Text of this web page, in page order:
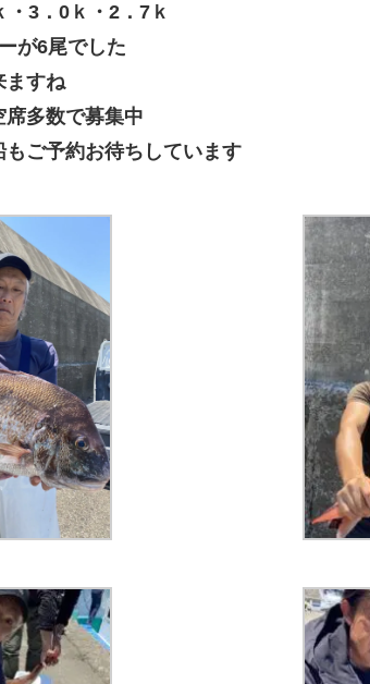
3．0ｋ・2．7ｋ
が6尾でした
ますね
多数で募集中
ご予約お待ちしています